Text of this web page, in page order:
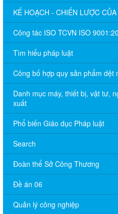
KẾ HOẠCH - CHIẾN LƯỢC
Công tác ISO TCVN ISO
Tìm hiểu pháp luật
Công bố hợp quy sản phẩm dệt
Danh mục máy, thiết bị, vật tư,
xuất
Phổ biến Giáo dục Pháp luật
Search
Đoàn thể Sở Công Thương
Đề án 06
Quản lý công nghiệp